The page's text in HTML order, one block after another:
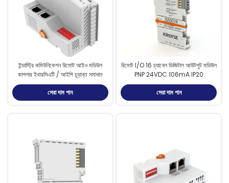
ইন্ডাস্ট্রি কমিউনিকেশন রিমোট আইও মডিউল
কাপলার ইথারসিএটি / আইপি চূড়ান্ত সমাধান
সেরা দাম পান
রিমোট I/O 16 চ্যানেল ডিজিটাল আউটপুট মডিউল
PNP 24VDC 106mA IP20
সেরা দাম পান